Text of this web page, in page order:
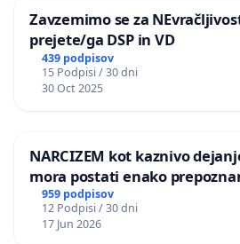
Zavzemimo se za
prejete/ga DSP in VD
439 podpisov
15 Podpisi / 30 dni
30 Oct 2025
NARCIZEM kot kaznivo
mora postati enako
nasilje
959 podpisov
12 Podpisi / 30 dni
17 Jun 2026